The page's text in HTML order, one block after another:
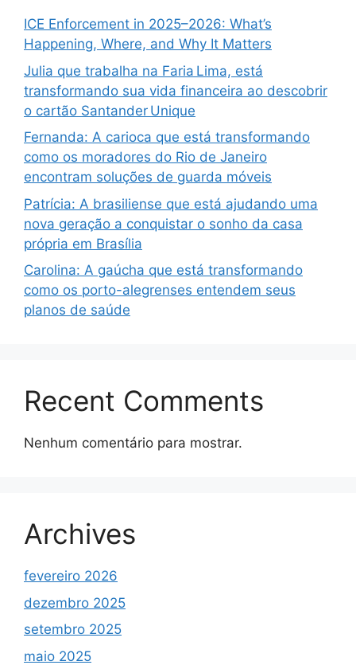
ICE Enforcement in 2025–2026: What’s
Happening, Where, and Why It Matters
Julia que trabalha na Faria Lima, está
transformando sua vida financeira ao descobrir
o cartão Santander Unique
Fernanda: A carioca que está transformando
como os moradores do Rio de Janeiro
encontram soluções de guarda móveis
Patrícia: A brasiliense que está ajudando uma
nova geração a conquistar o sonho da casa
própria em Brasília
Carolina: A gaúcha que está transformando
como os porto-alegrenses entendem seus
planos de saúde
Recent Comments
Nenhum comentário para mostrar.
Archives
fevereiro 2026
dezembro 2025
setembro 2025
maio 2025